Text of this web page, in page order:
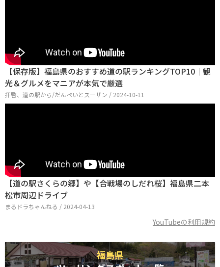
【保存版】福島県のおすすめ道の駅ランキングTOP10｜観
光＆グルメをマニアが本気で厳選
拝啓、道の駅から/だんぺいとスーザン / 2024-10-11
【道の駅さくらの郷】や【合戦場のしだれ桜】福島県二本
松市周辺ドライブ
まるドラちゃんねる / 2024-04-13
YouTubeの利用規約
福島県